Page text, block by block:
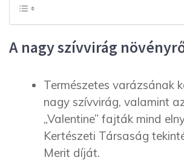
A nagy szívvirág
Természetes varázsának
nagy szívvirág, valamint
„Valentine” fajták mind
Kertészeti Társaság
Merit díját.